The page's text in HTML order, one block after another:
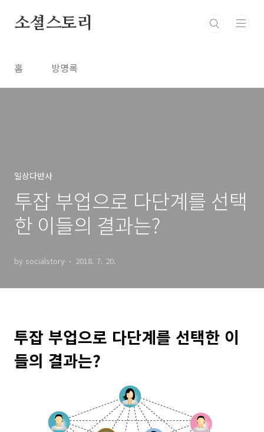
소셜스토리
홈 방명록
일상다반사
투잡 부업으로 다단계를 선택
한 이들의 결과는?
by socialstory 2018. 7. 20.
투잡 부업으로 다단계를 선택한 이
들의 결과는?